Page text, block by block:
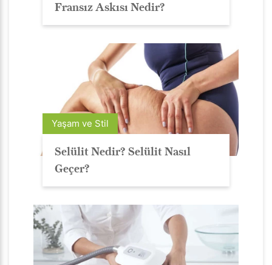
Fransız Askısı Nedir?
Yaşam ve Stil
Selülit Nedir? Selülit Nasıl
Geçer?